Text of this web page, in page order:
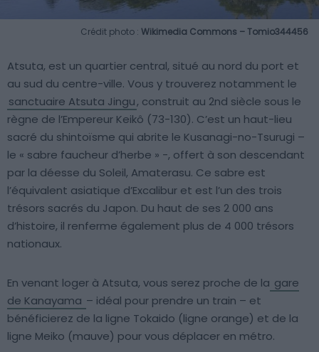
Crédit photo : Wikimedia Commons – Tomio344456
Atsuta, est un quartier central, situé au nord du port et
au sud du centre-ville. Vous y trouverez notamment le
sanctuaire Atsuta Jingu, construit au 2nd siècle sous le
règne de l’Empereur Keikô (73-130). C’est un haut-lieu
sacré du shintoïsme qui abrite le Kusanagi-no-Tsurugi –
le « sabre faucheur d’herbe » -, offert à son descendant
par la déesse du Soleil, Amaterasu. Ce sabre est
l’équivalent asiatique d’Excalibur et est l’un des trois
trésors sacrés du Japon. Du haut de ses 2 000 ans
d’histoire, il renferme également plus de 4 000 trésors
nationaux.
En venant loger à Atsuta, vous serez proche de la gare
de Kanayama – idéal pour prendre un train – et
bénéficierez de la ligne Tokaido (ligne orange) et de la
ligne Meiko (mauve) pour vous déplacer en métro.